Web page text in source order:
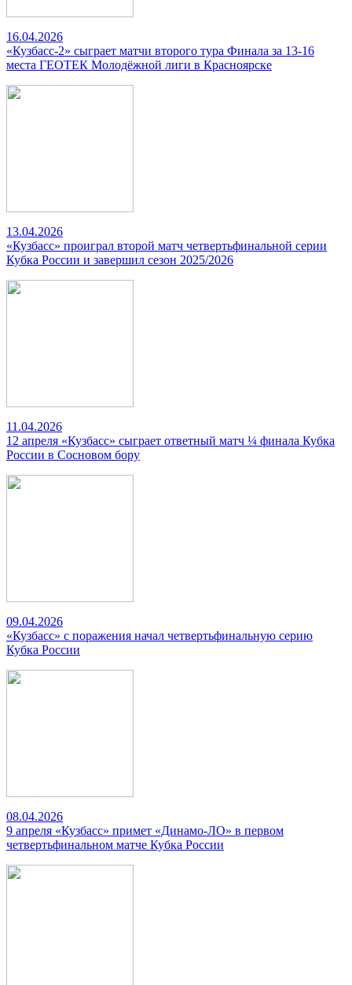
16.04.2026
«Кузбасс-2» сыграет матчи второго тура Финала за 13-16
места ГЕОТЕК Молодёжной лиги в Красноярске
13.04.2026
«Кузбасс» проиграл второй матч четвертьфинальной серии
Кубка России и завершил сезон 2025/2026
11.04.2026
12 апреля «Кузбасс» сыграет ответный матч ¼ финала Кубка
России в Сосновом бору
09.04.2026
«Кузбасс» с поражения начал четвертьфинальную серию
Кубка России
08.04.2026
9 апреля «Кузбасс» примет «Динамо-ЛО» в первом
четвертьфинальном матче Кубка России